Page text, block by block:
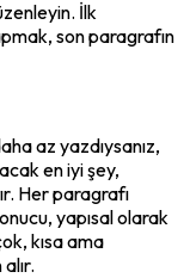
İlk
son paragrafın
az yazdıysanız,
en iyi şey,
Her paragrafı
yapısal olarak
kısa ama